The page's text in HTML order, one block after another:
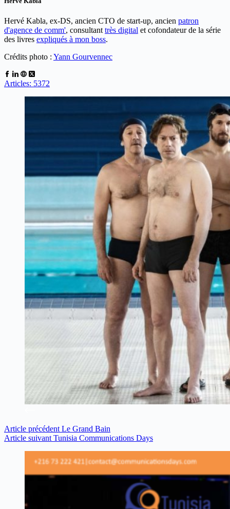
Hervé Kabla, ex-DS, ancien CTO de start-up, ancien patron
d'agence de comm', consultant très digital et cofondateur de la série
des livres expliqués à mon boss.
Crédits photo : Yann Gourvennec
Articles: 5372
Article précédent Le Grand Bain
Article suivant Tunisia Communications Days